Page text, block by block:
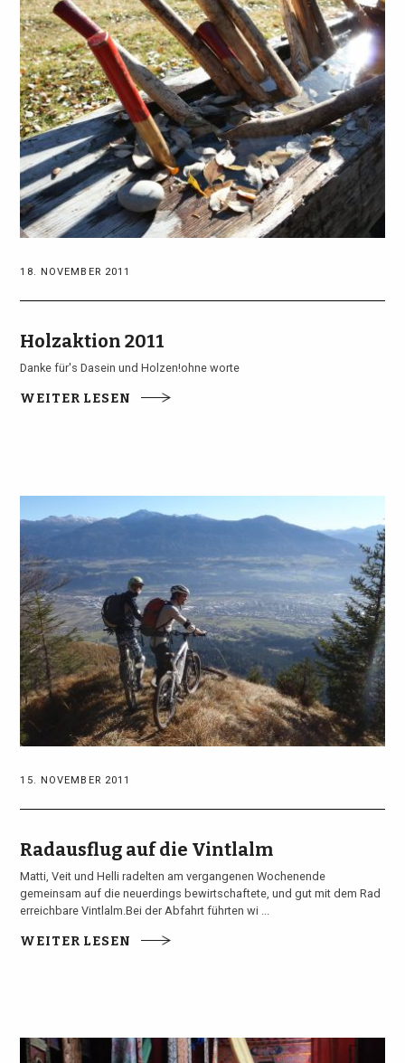
18. NOVEMBER 2011
Holzaktion 2011
Danke für's Dasein und Holzen!ohne worte
WEITER LESEN
15. NOVEMBER 2011
Radausflug auf die Vintlalm
Matti, Veit und Helli radelten am vergangenen Wochenende
gemeinsam auf die neuerdings bewirtschaftete, und gut mit dem Rad
erreichbare Vintlalm.Bei der Abfahrt führten wi ...
WEITER LESEN